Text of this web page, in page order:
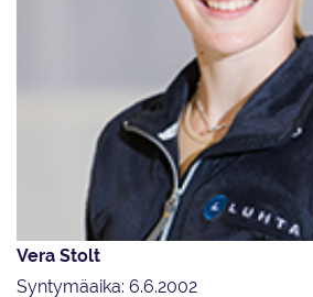
Vera Stolt
Syntymäaika: 6.6.2002